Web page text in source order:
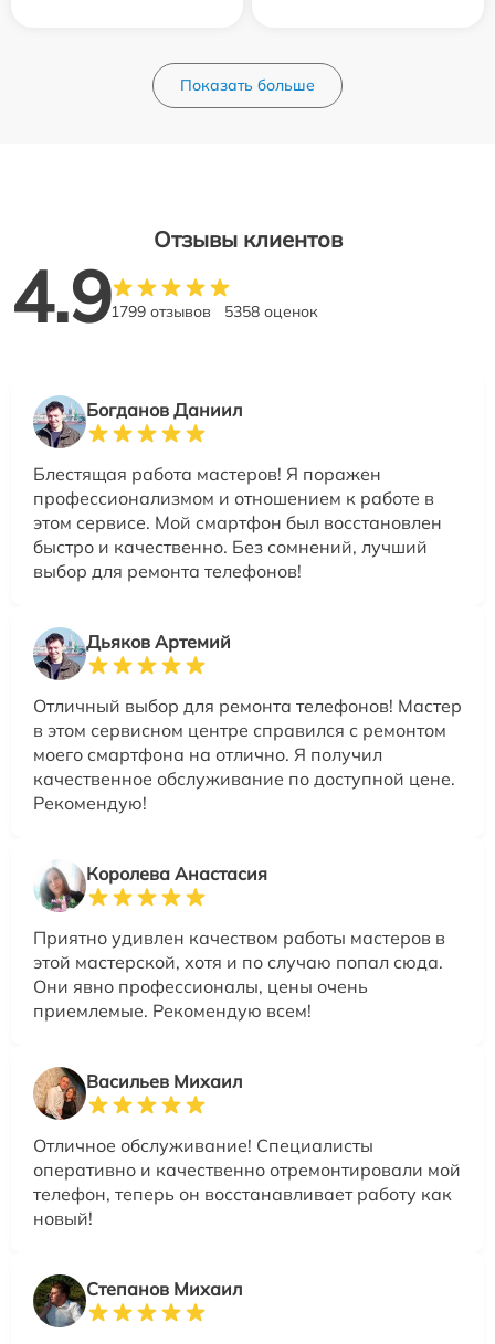
Показать больше
Отзывы клиентов
4.91799 отзывов 5358 оценок
Богданов Даниил
Блестящая работа мастеров! Я поражен
профессионализмом и отношением к работе в
этом сервисе. Мой смартфон был восстановлен
быстро и качественно. Без сомнений, лучший
выбор для ремонта телефонов!
Дьяков Артемий
Отличный выбор для ремонта телефонов! Мастер
в этом сервисном центре справился с ремонтом
моего смартфона на отлично. Я получил
качественное обслуживание по доступной цене.
Рекомендую!
Королева Анастасия
Приятно удивлен качеством работы мастеров в
этой мастерской, хотя и по случаю попал сюда.
Они явно профессионалы, цены очень
приемлемые. Рекомендую всем!
Васильев Михаил
Отличное обслуживание! Специалисты
оперативно и качественно отремонтировали мой
телефон, теперь он восстанавливает работу как
новый!
Степанов Михаил